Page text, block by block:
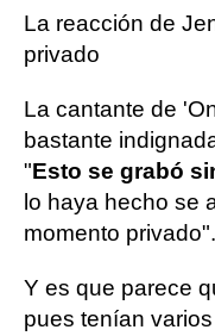
La reacción de
privado
La cantante de
bastante
"Esto se grabó
lo haya hecho se
momento privado".
Y es que parece
pues tenían